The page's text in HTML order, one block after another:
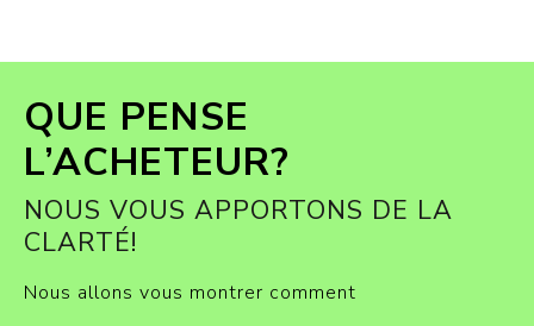
QUE PENSE
L’ACHETEUR?
NOUS VOUS APPORTONS DE LA
CLARTÉ!
Nous allons vous montrer comment